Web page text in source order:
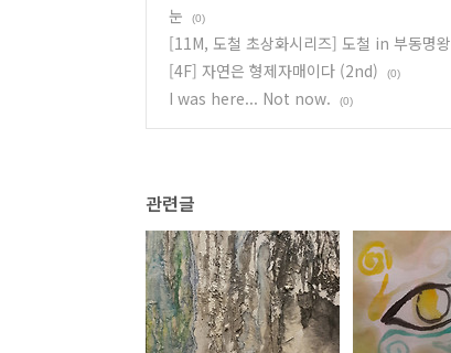
눈 (0)
[11M, 도철 초상화시리즈] 도철 in 부동명왕
[4F] 자연은 형제자매이다 (2nd) (0)
I was here... Not now. (0)
관련글